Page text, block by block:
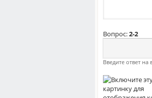
Вопрос:2-2
Введите ответ на